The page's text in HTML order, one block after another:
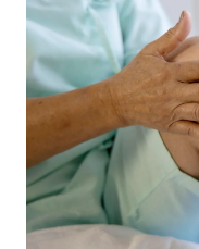
prirodnu podršku
tretmana i
ublažavanju
kvalitetu života.